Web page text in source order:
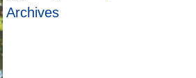
Archives